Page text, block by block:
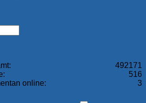
492171
516
3
online: